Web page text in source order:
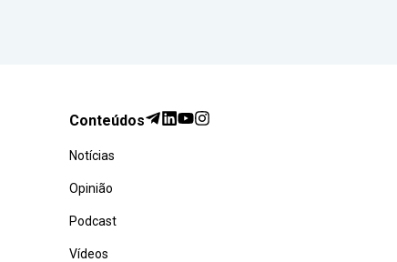
Conteúdos
Notícias
Opinião
Podcast
Vídeos